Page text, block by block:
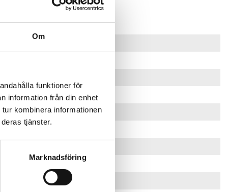
Om
funktioner för
information från din enhet
kombinera informationen
tjänster.
Marknadsföring